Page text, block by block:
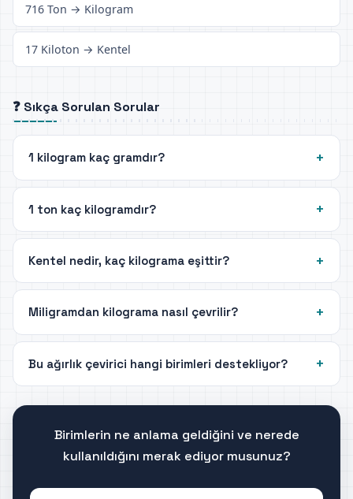
716 Ton → Kilogram
17 Kiloton → Kentel
❓ Sıkça Sorulan Sorular
1 kilogram kaç gramdır?
1 ton kaç kilogramdır?
Kentel nedir, kaç kilograma eşittir?
Miligramdan kilograma nasıl çevrilir?
Bu ağırlık çevirici hangi birimleri destekliyor?
Birimlerin ne anlama geldiğini ve nerede
kullanıldığını merak ediyor musunuz?